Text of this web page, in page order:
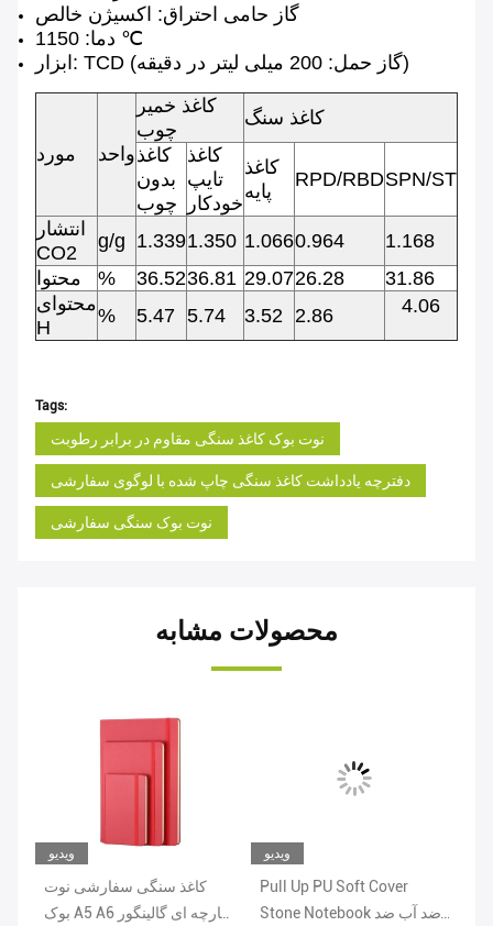
گاز حامی احتراق: اکسیژن خالص
دما: 1150 ℃
ابزار: TCD (گاز حمل: 200 میلی لیتر در دقیقه)
مورد واحد
کاغذ خمیر
چوب
کاغذ سنگ
کاغذ
بدون
چوب
کاغذ
تایپ
خودکار
کاغذ
پایه
RPD/RBDSPN/ST
انتشار
CO2
g/g 1.3391.350 1.0660.964
1.168
محتوا
% 36.5236.81 29.0726.28
31.86
محتوای
H
% 5.47 5.74 3.52 2.86 4.06
Tags:
نوت بوک کاغذ سنگی مقاوم در برابر رطوبت
دفترچه یادداشت کاغذ سنگی چاپ شده با لوگوی سفارشی
نوت بوک سنگی سفارشی
محصولات مشابه
ویدیو
کاغذ سنگی سفارشی نوت
بوک A5 A6 پارچه ای گالینگور
ویدیو
Pull Up PU Soft Cover
Stone Notebook ضد آب ضد